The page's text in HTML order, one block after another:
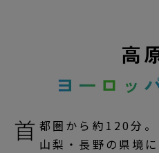
高
ヨーロッ
首 都圏から約120分
山梨・長野の県境に